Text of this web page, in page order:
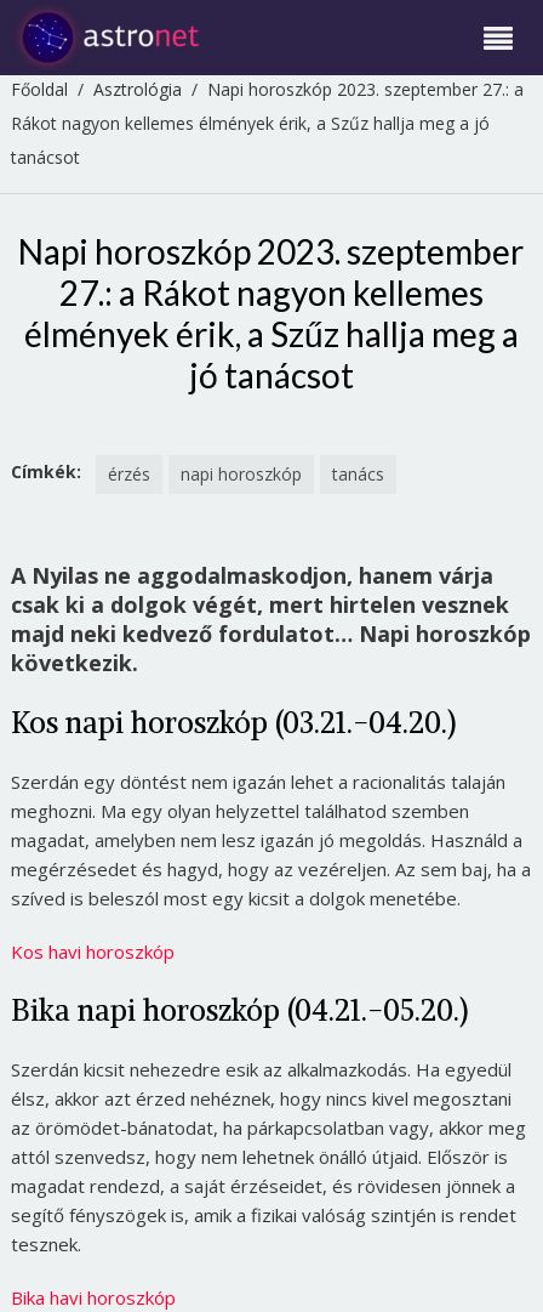
Főoldal / Asztrológia / Napi horoszkóp 2023. szeptember 27.: a
Rákot nagyon kellemes élmények érik, a Szűz hallja meg a jó
tanácsot
Napi horoszkóp 2023. szeptember
27.: a Rákot nagyon kellemes
élmények érik, a Szűz hallja meg a
jó tanácsot
Címkék: érzés napi horoszkóp tanács
A Nyilas ne aggodalmaskodjon, hanem várja
csak ki a dolgok végét, mert hirtelen vesznek
majd neki kedvező fordulatot… Napi horoszkóp
következik.
Kos napi horoszkóp (03.21.-04.20.)
Szerdán egy döntést nem igazán lehet a racionalitás talaján
meghozni. Ma egy olyan helyzettel találhatod szemben
magadat, amelyben nem lesz igazán jó megoldás. Használd a
megérzésedet és hagyd, hogy az vezéreljen. Az sem baj, ha a
szíved is beleszól most egy kicsit a dolgok menetébe.
Kos havi horoszkóp
Bika napi horoszkóp (04.21.-05.20.)
Szerdán kicsit nehezedre esik az alkalmazkodás. Ha egyedül
élsz, akkor azt érzed nehéznek, hogy nincs kivel megosztani
az örömödet-bánatodat, ha párkapcsolatban vagy, akkor meg
attól szenvedsz, hogy nem lehetnek önálló útjaid. Először is
magadat rendezd, a saját érzéseidet, és rövidesen jönnek a
segítő fényszögek is, amik a fizikai valóság szintjén is rendet
tesznek.
Bika havi horoszkóp